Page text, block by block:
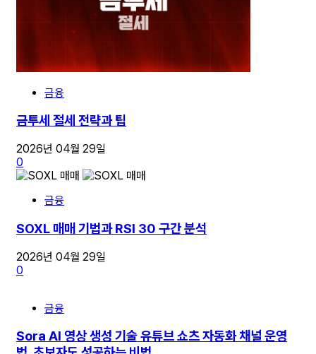
금융
금투세 절세 전략과 팁
2026년 04월 29일
0
금융
SOXL 매매 기법과 RSI 30 구간 분석
2026년 04월 29일
0
금융
Sora AI 영상 생성 기술 유튜브 쇼츠 자동화 채널 운영